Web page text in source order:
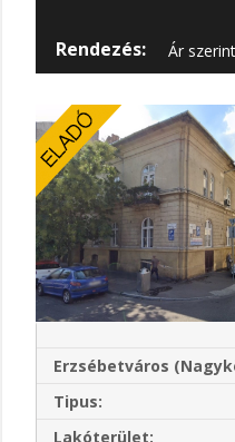
Rendezés: Ár szerint
Erzsébetváros
Tipus:
Lakóterület: